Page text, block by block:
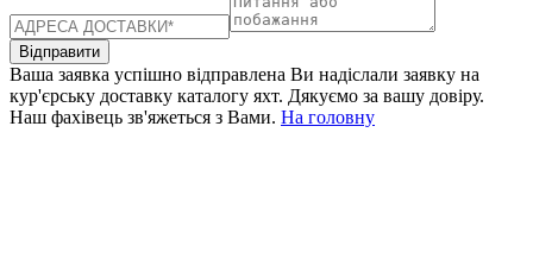
Відправити
Ваша заявка успішно відправлена Ви надіслали заявку на
кур'єрську доставку каталогу яхт. Дякуємо за вашу довіру.
Наш фахівець зв'яжеться з Вами. На головну